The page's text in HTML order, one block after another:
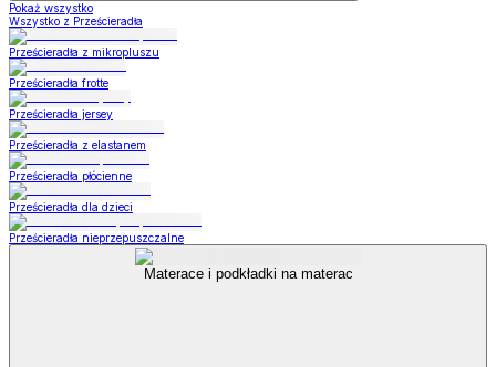
Pokaż wszystko
Wszystko z Prześcieradła
Prześcieradła z mikropluszu
Prześcieradła frotte
Prześcieradła jersey
Prześcieradła z elastanem
Prześcieradła płócienne
Prześcieradła dla dzieci
Prześcieradła nieprzepuszczalne
Materace i podkładki na materac